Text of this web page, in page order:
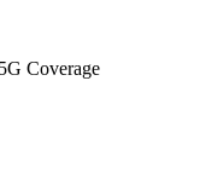
Coverage